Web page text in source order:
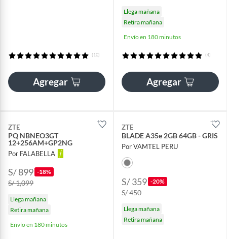
(10)
Agregar
Llega mañana
Retira mañana
Envío en 180 minutos
(4)
Agregar
ZTE
PQ NBNEO3GT
12+256AM+GP2NG
Por FALABELLA
S/ 899 -18%
S/ 1,099
Llega mañana
Retira mañana
Envío en 180 minutos
ZTE
BLADE A35e 2GB 64GB - GRIS
Por VAMTEL PERU
S/ 359 -20%
S/ 450
Llega mañana
Retira mañana